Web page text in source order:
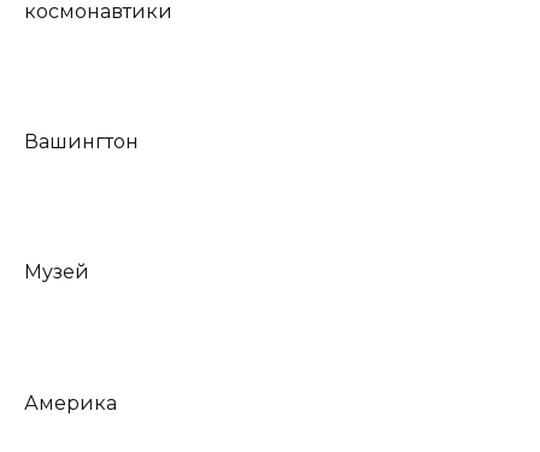
космонавтики
Вашингтон
Музей
Америка